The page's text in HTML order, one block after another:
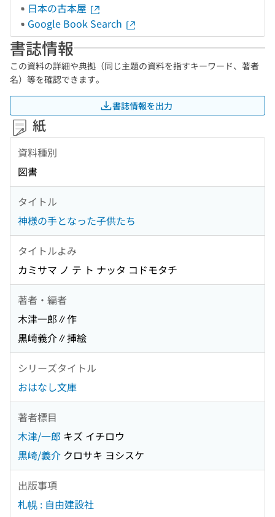
日本の古本屋
Google Book Search
書誌情報
この資料の詳細や典拠（同じ主題の資料を指すキーワード、著者
名）等を確認できます。
書誌情報を出力
紙
資料種別
図書
タイトル
神様の手となった子供たち
タイトルよみ
カミサマ ノ テ ト ナッタ コドモタチ
著者・編者
木津一郎∥作
黒崎義介∥挿絵
シリーズタイトル
おはなし文庫
著者標目
木津/一郎 キズ イチロウ
黒崎/義介 クロサキ ヨシスケ
出版事項
札幌 : 自由建設社